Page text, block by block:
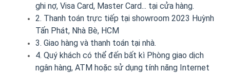
ghi nợ, Visa Card, Master Card... tại cửa hàng.
2. Thanh toán trực tiếp tại showroom 2023 Huỳnh
Tấn Phát, Nhà Bè, HCM
3. Giao hàng và thanh toán tại nhà.
4. Quý khách có thể đến bất kì Phòng giao dịch
ngân hàng, ATM hoặc sử dụng tính năng Internet